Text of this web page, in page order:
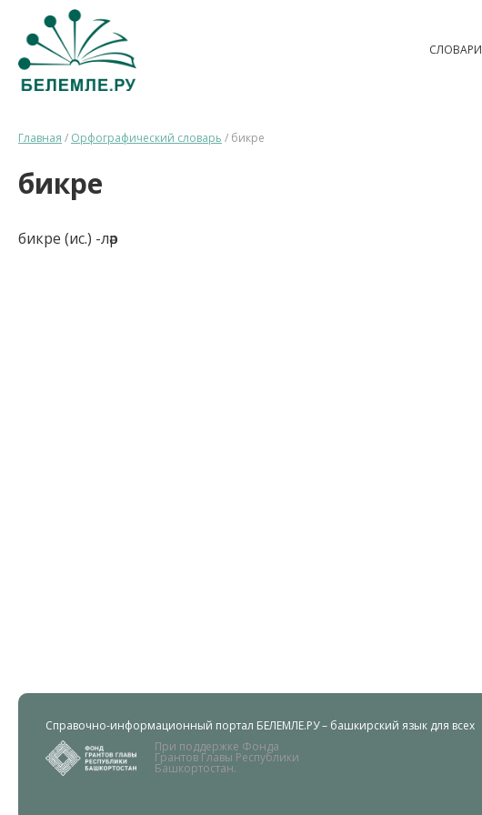
СЛОВАРИ
Главная / Орфографический словарь / бикре
бикре
бикре (ис.) -ләр
Справочно-информационный портал БЕЛЕМЛЕ.РУ – башкирский язык для всех
При поддержке Фонда
Грантов Главы Республики
Башкортостан.